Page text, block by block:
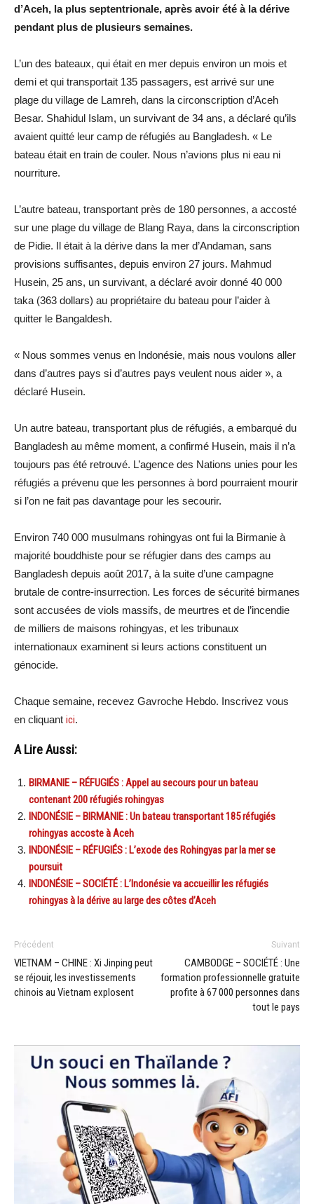
d’Aceh, la plus septentrionale, après avoir été à la dérive
pendant plus de plusieurs semaines.
L’un des bateaux, qui était en mer depuis environ un mois et
demi et qui transportait 135 passagers, est arrivé sur une
plage du village de Lamreh, dans la circonscription d’Aceh
Besar. Shahidul Islam, un survivant de 34 ans, a déclaré qu’ils
avaient quitté leur camp de réfugiés au Bangladesh. « Le
bateau était en train de couler. Nous n’avions plus ni eau ni
nourriture.
L’autre bateau, transportant près de 180 personnes, a accosté
sur une plage du village de Blang Raya, dans la circonscription
de Pidie. Il était à la dérive dans la mer d’Andaman, sans
provisions suffisantes, depuis environ 27 jours. Mahmud
Husein, 25 ans, un survivant, a déclaré avoir donné 40 000
taka (363 dollars) au propriétaire du bateau pour l’aider à
quitter le Bangaldesh.
« Nous sommes venus en Indonésie, mais nous voulons aller
dans d’autres pays si d’autres pays veulent nous aider », a
déclaré Husein.
Un autre bateau, transportant plus de réfugiés, a embarqué du
Bangladesh au même moment, a confirmé Husein, mais il n’a
toujours pas été retrouvé. L’agence des Nations unies pour les
réfugiés a prévenu que les personnes à bord pourraient mourir
si l’on ne fait pas davantage pour les secourir.
Environ 740 000 musulmans rohingyas ont fui la Birmanie à
majorité bouddhiste pour se réfugier dans des camps au
Bangladesh depuis août 2017, à la suite d’une campagne
brutale de contre-insurrection. Les forces de sécurité birmanes
sont accusées de viols massifs, de meurtres et de l’incendie
de milliers de maisons rohingyas, et les tribunaux
internationaux examinent si leurs actions constituent un
génocide.
Chaque semaine, recevez Gavroche Hebdo. Inscrivez vous
en cliquant ici.
A Lire Aussi:
BIRMANIE – RÉFUGIÉS : Appel au secours pour un bateau
contenant 200 réfugiés rohingyas
INDONÉSIE – BIRMANIE : Un bateau transportant 185 réfugiés
rohingyas accoste à Aceh
INDONÉSIE – RÉFUGIÉS : L’exode des Rohingyas par la mer se
poursuit
INDONÉSIE – SOCIÉTÉ : L’Indonésie va accueillir les réfugiés
rohingyas à la dérive au large des côtes d’Aceh
Précédent
VIETNAM – CHINE : Xi Jinping peut
se réjouir, les investissements
chinois au Vietnam explosent
Suivant
CAMBODGE – SOCIÉTÉ : Une
formation professionnelle gratuite
profite à 67 000 personnes dans
tout le pays